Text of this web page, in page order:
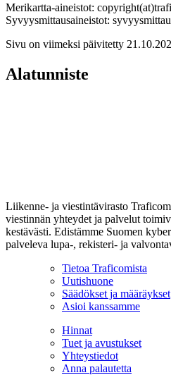
Merikartta-aineistot:
Syvyysmittausaineistot:
Sivu on viimeksi päivitetty
Alatunniste
Liikenne- ja viestintävirasto
viestinnän yhteydet ja palvelut
kestävästi. Edistämme Suomen
palveleva lupa-, rekisteri- ja
Tietoa Traficomista
Uutishuone
Säädökset ja määräykset
Asioi kanssamme
Hinnat
Tuet ja avustukset
Yhteystiedot
Anna palautetta